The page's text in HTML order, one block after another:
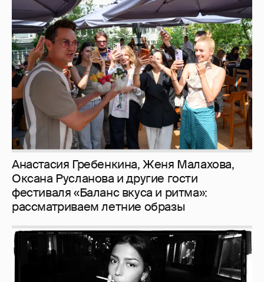
Анастасия Гребенкина, Женя Малахова,
Оксана Русланова и другие гости
фестиваля «Баланс вкуса и ритма»:
рассматриваем летние образы
Рублёвские дочки 187